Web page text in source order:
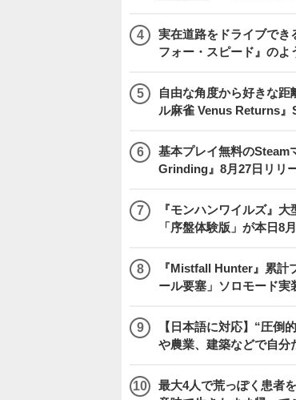
実在道路をドライブで
フォー・スピード』のよ
自由な角度から好きな
ル麻雀 Venus Returns』
基本プレイ無料のSteam
Grinding』8月27日リリ
『モンハンワイルズ』
「序盤体験版」が本日8
『Mistfall Hunter』累計
ール要塞」ソロモード実
【日本語に対応】“圧倒
や農業、建築などで自分
最大4人で荒っぽく患者